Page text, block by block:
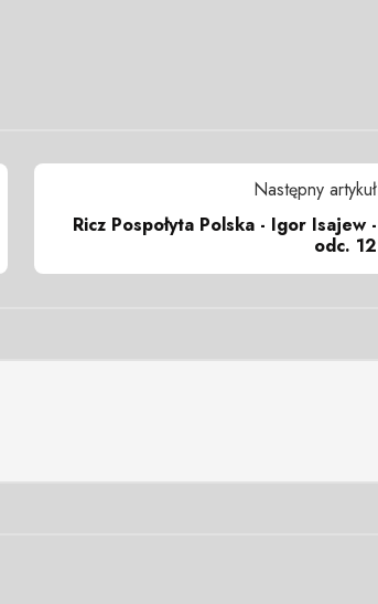
Następny artykuł
Ricz Pospołyta Polska - Igor Isajew -
odc. 12